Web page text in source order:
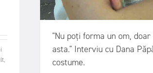
"Nu poți forma un om,
asta." Interviu cu Dana
costume.